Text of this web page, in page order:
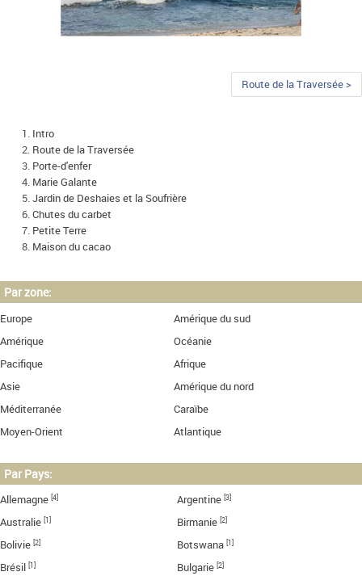
Route de la Traversée >
Intro
Route de la Traversée
Porte-d'enfer
Marie Galante
Jardin de Deshaies et la Soufrière
Chutes du carbet
Petite Terre
Maison du cacao
Par zone:
Europe
Amérique du sud
Amérique
Océanie
Pacifique
Afrique
Asie
Amérique du nord
Méditerranée
Caraïbe
Moyen-Orient
Atlantique
Par Pays:
Allemagne [4] Argentine [3]
Australie [1] Birmanie [2]
Bolivie [2] Botswana [1]
Brésil [1] Bulgarie [2]